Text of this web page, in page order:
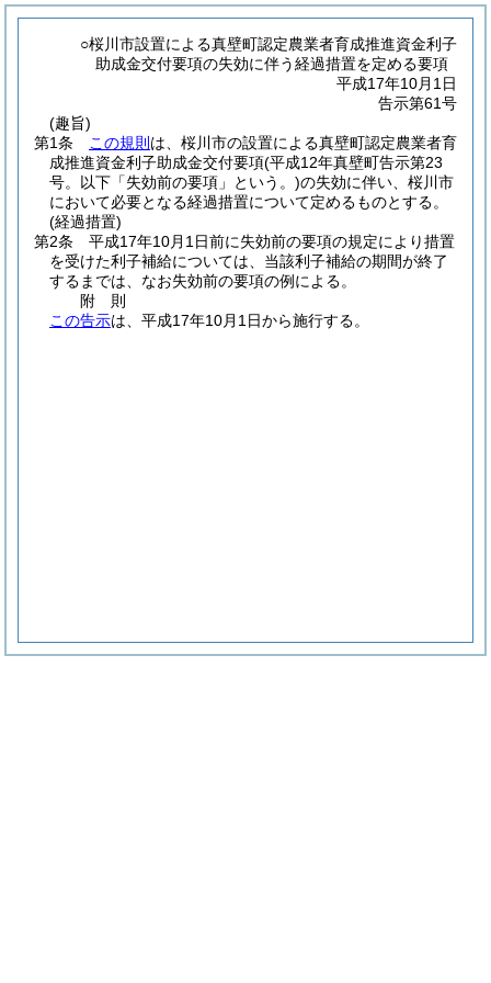
○桜川市設置による真壁町認定農業者育成推進資金利子
助成金交付要項の失効に伴う経過措置を定める要項
平成17年10月1日
告示第61号
(趣旨)
第1条
この規則 は、桜川市の設置による真壁町認定農業者育
成推進資金利子助成金交付要項(平成12年真壁町告示第23
号。以下「失効前の要項」という。)の失効に伴い、桜川市
において必要となる経過措置について定めるものとする。
(経過措置)
第2条
平成17年10月1日前に失効前の要項の規定により措置
を受けた利子補給については、当該利子補給の期間が終了
するまでは、なお失効前の要項の例による。
附 則
この告示は、平成17年10月1日から施行する。